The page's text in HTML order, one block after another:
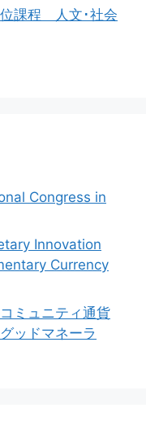
課程 人文･社会
Congress in
Innovation
Currency
ミュニティ通貨
ッドマネーラ